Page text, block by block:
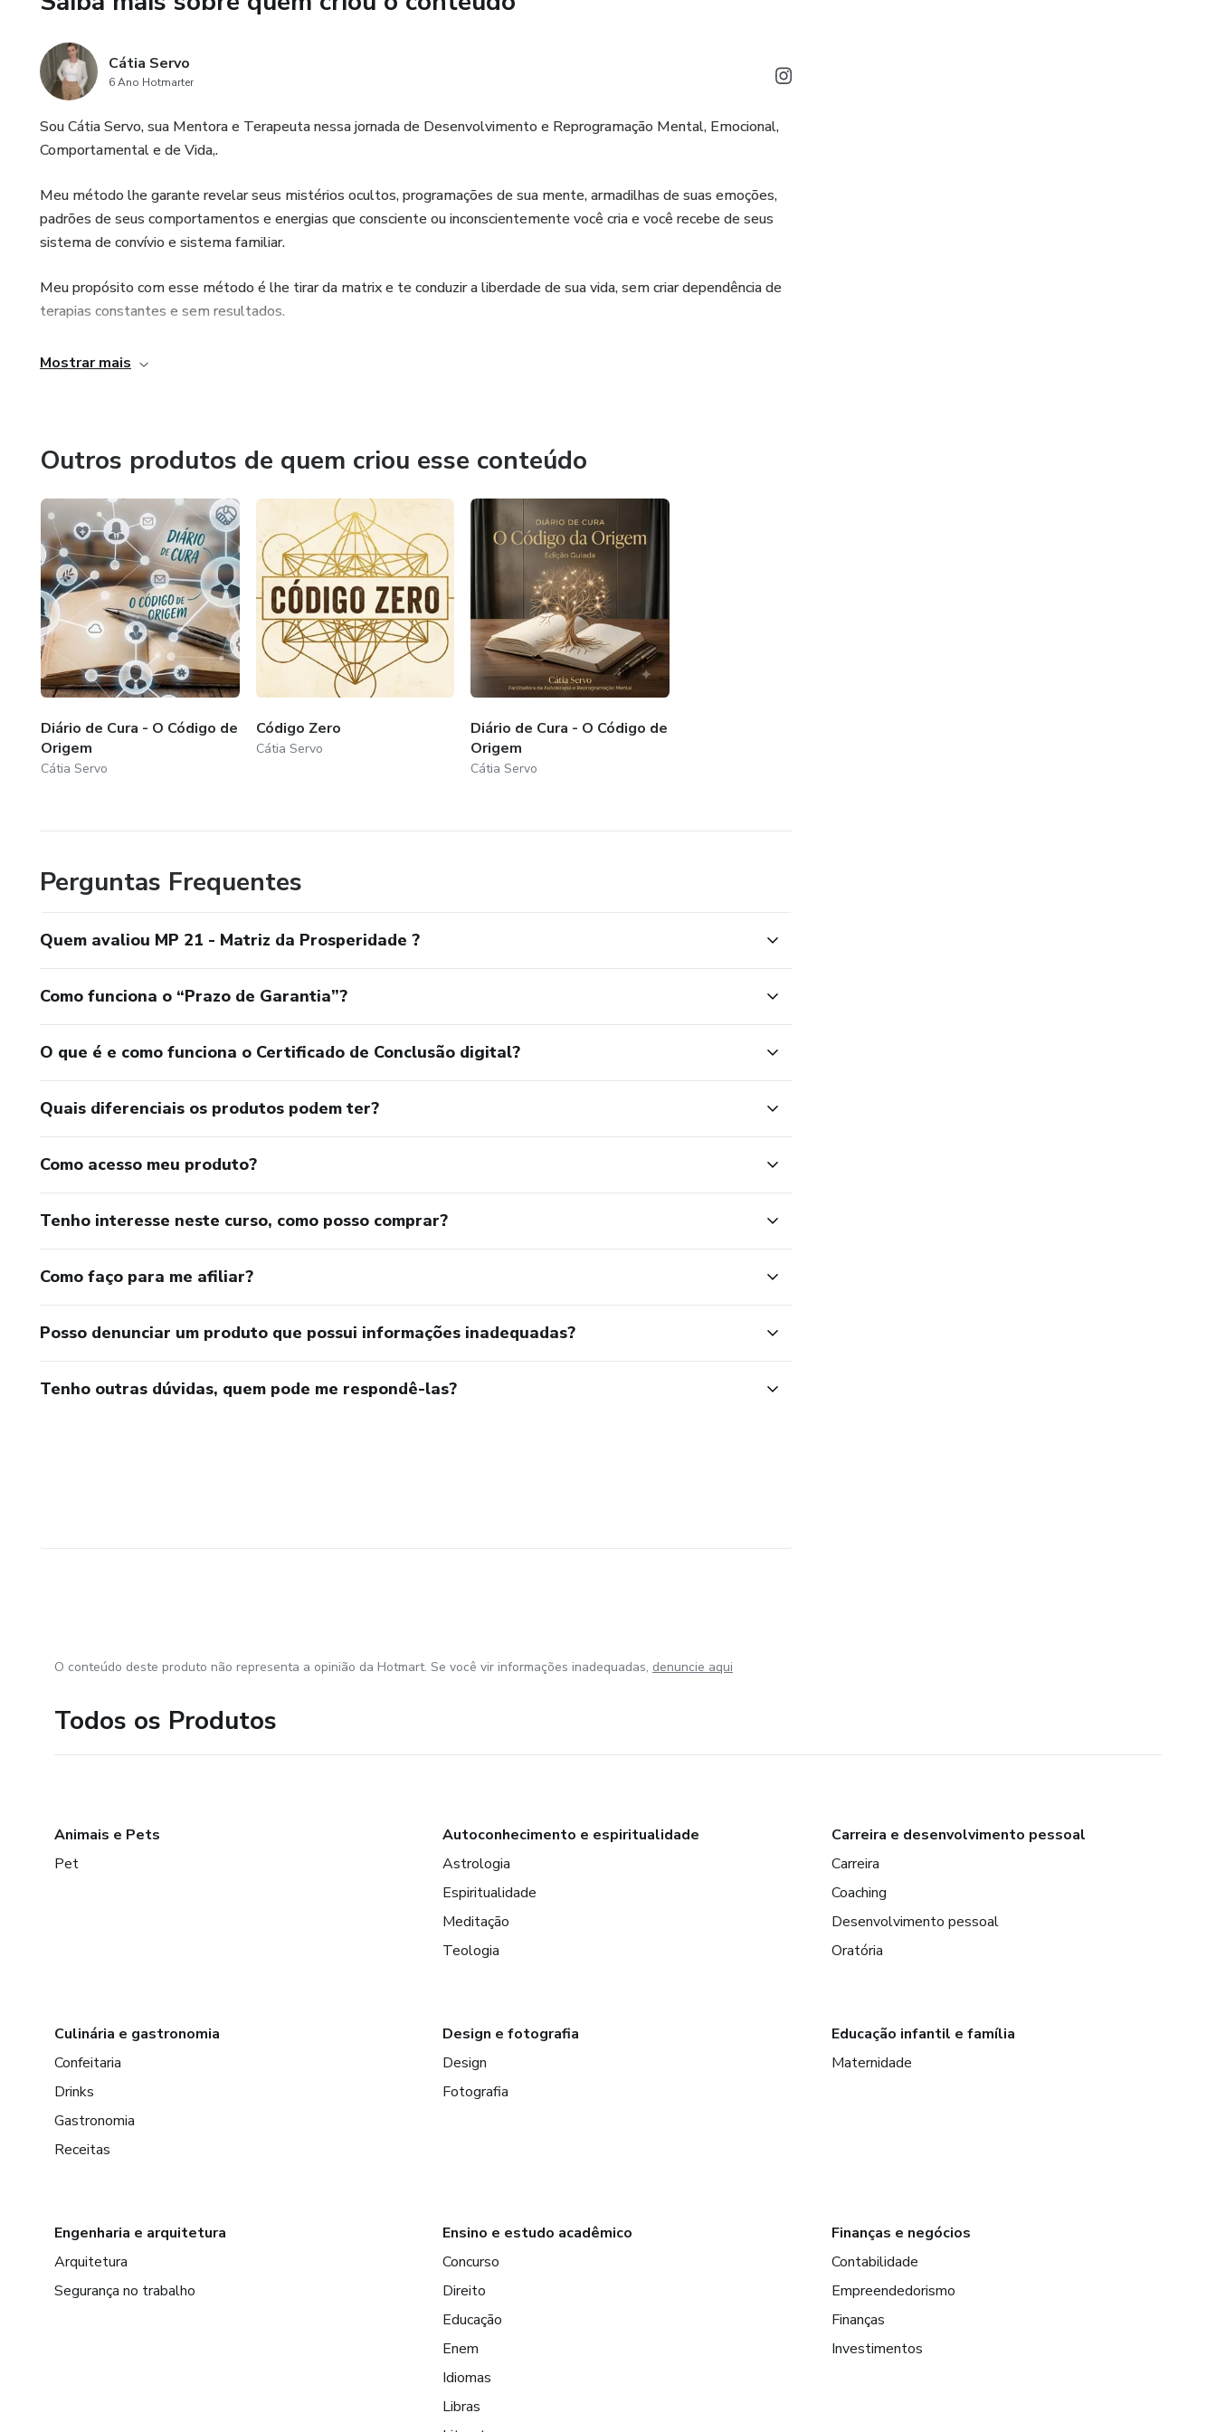
Cátia Servo
6 Ano Hotmarter
Sou Cátia Servo, sua Mentora e Terapeuta nessa jornada de Desenvolvimento e Reprogramação Mental, Emocional,
Comportamental e de Vida,.
Meu método lhe garante revelar seus mistérios ocultos, programações de sua mente, armadilhas de suas emoções,
padrões de seus comportamentos e energias que consciente ou inconscientemente você cria e você recebe de seus
sistema de convívio e sistema familiar.
Meu propósito com esse método é lhe tirar da matrix e te conduzir a liberdade de sua vida, sem criar dependência de
terapias constantes e sem resultados.
A cada etapa você terá acesso a mais sobre sua mente inconsciente, bloqueios, medos, traumas, mas também seus
Psicoterapeuta, Terapeuta Energética, Hipnoterapeuta com técnicas da Hipnose Clinica, Ericksoniana e Regressão,
Consteladora Familiar, Analista Comportamental com Leitura de Corpo e Rosto, Radiestesista, Leitora de Registros
Akashicos, Mestre Reiki, Coach e Maga da Magia Divina.
A união dos conhecimentos de 20 anos de estudos, bem como os 10 anos de experiências e vivências na área, me
tornaram uma Terapeuta e Mentora de Alto Impacto.
Tudo que ensino é também o que vivo. Conhecer o caminho de vida, a missão, o propósito, entender as próprias
emoções e consequências de cada uma delas, eliminar medos e bloqueios e ter uma vida leve e feliz, e com todo esse
processo você aprende a se amar, a acessar a abundância e viver a plenitude da felicidade. Essa é minha missão, esse é
meu processo terapêutico e essas serão suas transformações e vida.
Mostrar mais
Outros produtos de quem criou esse conteúdo
Diário de Cura - O Código de
Origem
Cátia Servo
Código Zero
Cátia Servo
Diário de Cura - O Código de
Origem
Cátia Servo
Perguntas Frequentes
Quem avaliou MP 21 - Matriz da Prosperidade ?
Como funciona o “Prazo de Garantia”?
O que é e como funciona o Certificado de Conclusão digital?
Quais diferenciais os produtos podem ter?
Como acesso meu produto?
Tenho interesse neste curso, como posso comprar?
Como faço para me afiliar?
Posso denunciar um produto que possui informações inadequadas?
Tenho outras dúvidas, quem pode me respondê-las?
O conteúdo deste produto não representa a opinião da Hotmart. Se você vir informações inadequadas, denuncie aqui
Todos os Produtos
Animais e Pets
Pet
Autoconhecimento e espiritualidade
Astrologia
Espiritualidade
Meditação
Teologia
Carreira e desenvolvimento pessoal
Carreira
Coaching
Desenvolvimento pessoal
Oratória
Culinária e gastronomia
Confeitaria
Drinks
Gastronomia
Receitas
Design e fotografia
Design
Fotografia
Educação infantil e família
Maternidade
Engenharia e arquitetura
Arquitetura
Segurança no trabalho
Ensino e estudo acadêmico
Concurso
Direito
Educação
Enem
Idiomas
Libras
Finanças e negócios
Contabilidade
Empreendedorismo
Finanças
Investimentos